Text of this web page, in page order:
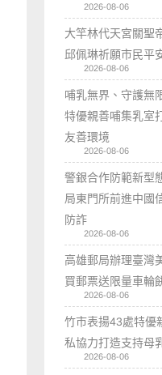
2026-08-06
大竿林代天宮關聖
邱佩琳祈願市民平
2026-08-06
哺乳無界、守護
特優親善哺集乳室
友善環境
2026-08-06
警銀合作防範新
局東門所前進中國
防詐
2026-08-06
高雄郵局辦理臺灣
買郵票送限量車輪
2026-08-06
竹市表揚43處特
私協力打造支持母
2026-08-06